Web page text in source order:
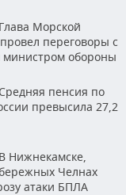
Глава Морской
переговоры с
министром обороны
Средняя пенсия по
превысила 27,2
Нижнекамске,
Челнах
атаки БПЛА